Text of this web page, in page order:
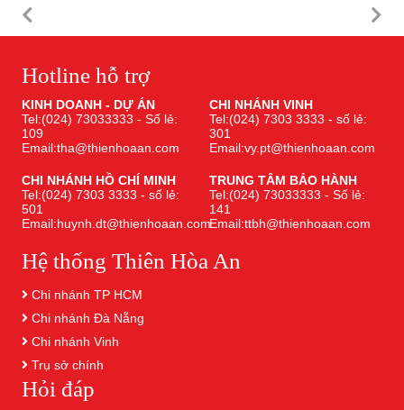
Hotline hỗ trợ
KINH DOANH - DỰ ÁN
Tel:(024) 73033333 - Số lẻ:
109
Email:tha@thienhoaan.com
CHI NHÁNH VINH
Tel:(024) 7303 3333 - số lẻ:
301
Email:vy.pt@thienhoaan.com
CHI NHÁNH HỒ CHÍ MINH
Tel:(024) 7303 3333 - số lẻ:
501
Email:huynh.dt@thienhoaan.com
TRUNG TÂM BẢO HÀNH
Tel:(024) 73033333 - Số lẻ:
141
Email:ttbh@thienhoaan.com
Hệ thống Thiên Hòa An
Chi nhánh TP HCM
Chi nhánh Đà Nẵng
Chi nhánh Vinh
Trụ sở chính
Hỏi đáp